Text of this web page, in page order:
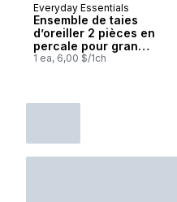
Everyday Essentials
Ensemble de taies
d’oreiller 2 pièces en
percale pour grand
lit, blanc
1 ea, 6,00 $/1ch